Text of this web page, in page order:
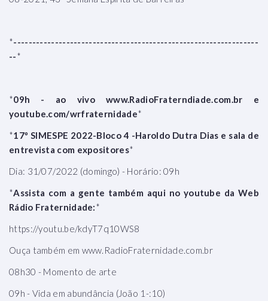
*-----------------------------------------------------------------
--*
*09h - ao vivo www.RadioFraterndiade.com.br e
youtube.com/wrfraternidade*
*17º SIMESPE 2022-Bloco 4 -Haroldo Dutra Dias e sala de
entrevista com expositores*
Dia: 31/07/2022 (domingo) - Horário: 09h
*Assista com a gente também aqui no youtube da Web
Rádio Fraternidade:*
https://youtu.be/kdyT7q10WS8
Ouça também em www.RadioFraternidade.com.br
08h30 - Momento de arte
09h - Vida em abundância (João 1-:10)